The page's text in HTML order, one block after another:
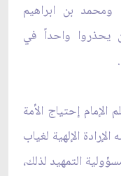
ومحمد بن ابراهيم
يحذروا واحداً في
الإمام إحتياج الأمة
الإلهية لغياب
التمهيد لذلك،